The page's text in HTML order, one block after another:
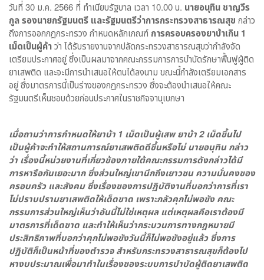
วันที่ 30 ม.ค. 2566 ที่ ทำเนียบรัฐบาล เวลา 10.00 น. นายอนุทิน ชาญวีร
กูล รองนายกรัฐมนตรี และรัฐมนตรีว่าการกระทรวงสาธารณสุข กล่าว
ถึงการออกกฎกระทรวง กำหนดหลักเกณฑ์ การครอบครองยาบ้าเกิน 1
เม็ดเป็นผู้ค้าว่า ได้รับรายงานจากปลัดกระทรวงสาธารณสุขว่ากำลังจัด
เตรียมประกาศอยู่ ซึ่งเป็นผลมาจากคณะกรรมการการบำบัดรักษาฟื้นฟูผู้ติด
ยาเสพติด และจะมีการนำเสนอให้ตนได้ลงนาม ขณะนี้กำลังเตรียมเอกสาร
อยู่ ซึ่งมาตรการนี้เป็นร่างของกฎกระทรวง ซึ่งจะต้องนำเสนอให้คณะ
รัฐมนตรีเห็นชอบด้วยก่อนประกาศในราชกิจจานุเบกษา
เมื่อถามว่าการกำหนดให้ยาบ้า 1 เม็ดเป็นผู้เสพ ยาบ้า 2 เม็ดขึ้นไป
เป็นผู้ค้าจะทำให้สถานการณ์ยาเสพติดดีขึ้นหรือไม่ นายอนุทิน กล่าว
ว่า เรื่องนี้หน่วยงานที่เกี่ยวข้องภายใต้คณะกรรมการดังกล่าวได้มี
การหารือกันเยอะมาก ซึ่งส่วนใหญ่เขานึกถึงเยาวชน ความมั่นคงของ
ครอบครัว และสังคม ซึ่งเรื่องของการปฏิบัติงานที่บอกว่าการที่เรา
ไม่ปราบปรามยาเสพติดให้เด็ดขาด เพราะกลัวคุกไม่พอขัง คณะ
กรรมการส่วนใหญ่เห็นว่าอันนี้ไม่ใช่เหตุผล แต่เหตุผลคือเราต้องมี
มาตรการที่เด็ดขาด และทำให้เห็นว่ากระบวนการทางกฎหมายมี
ประสิทธิภาพที่บอกว่าคุกไม่พอขังวันนี้ก็ไม่พอขังอยู่แล้ว ซึ่งการ
ปฏิบัติก็เป็นหน้าที่ของตำรวจ สำหรับกระทรวงสาธารณสุขก็ต้องไป
หางบประมาณเพื่อมาทำในเรื่องของระบบการบำบัดผู้ติดยาเสพติด